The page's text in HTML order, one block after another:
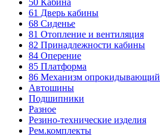
61 Дверь кабины
68 Сиденье
81 Отопление и вентиляция
82 Принадлежности кабины
84 Оперение
85 Платформа
86 Механизм опрокидывающий
Автошины
Подшипники
Разное
Резино-технические изделия
Рем.комплекты